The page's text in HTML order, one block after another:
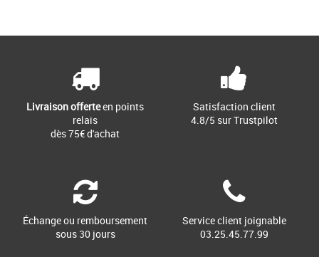
Livraison offerteen points
relais
dès 75€ d'achat
Satisfaction client
4.8/5 sur Trustpilot
Échange ou remboursement
sous 30 jours
Service client joignable
03.25.45.77.99